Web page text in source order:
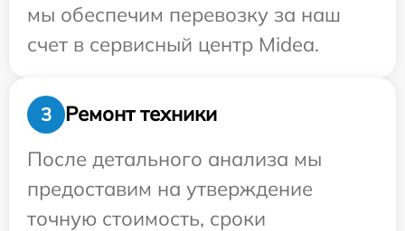
мы обеспечим перевозку за наш
счет в сервисный центр Midea.
3
Ремонт техники
После детального анализа мы
предоставим на утверждение
точную стоимость, сроки